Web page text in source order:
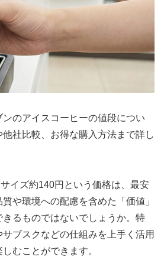
のアイスコーヒーの値段につい
社比較、お得な購入方法まで詳し
イズ約140円という価格は、最安
や環境への配慮を含めた「価値」
るものではないでしょうか。特
ブスクなどの仕組みを上手く活用
むことができます。